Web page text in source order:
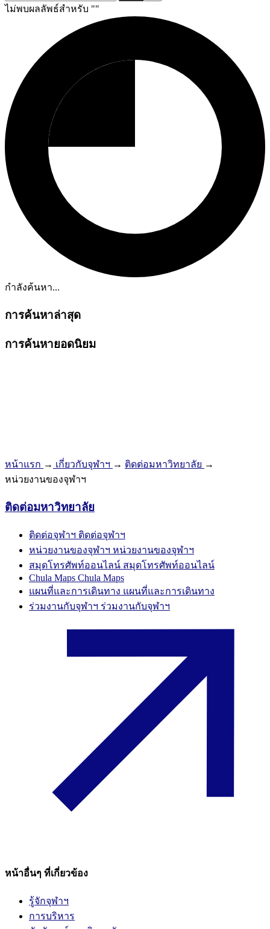
ไม่พบผลลัพธ์สำหรับ ""
กำลังค้นหา...
การค้นหาล่าสุด
การค้นหายอดนิยม
หน้าแรก → เกี่ยวกับจุฬาฯ → ติดต่อมหาวิทยาลัย →
หน่วยงานของจุฬาฯ
ติดต่อมหาวิทยาลัย
ติดต่อจุฬาฯ ติดต่อจุฬาฯ
หน่วยงานของจุฬาฯ หน่วยงานของจุฬาฯ
สมุดโทรศัพท์ออนไลน์ สมุดโทรศัพท์ออนไลน์
Chula Maps Chula Maps
แผนที่และการเดินทาง แผนที่และการเดินทาง
ร่วมงานกับจุฬาฯ ร่วมงานกับจุฬาฯ
หน้าอื่นๆ ที่เกี่ยวข้อง
รู้จักจุฬาฯ
การบริหาร